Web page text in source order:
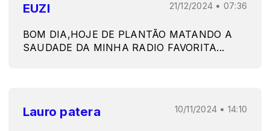
EUZI 21/12/2024 • 07:36
BOM DIA,HOJE DE PLANTÃO MATANDO A
SAUDADE DA MINHA RADIO FAVORITA...
Lauro patera 10/11/2024 • 14:10